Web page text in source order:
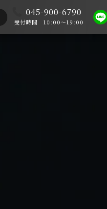
045-900-6790
受付時間 10:00～19:00